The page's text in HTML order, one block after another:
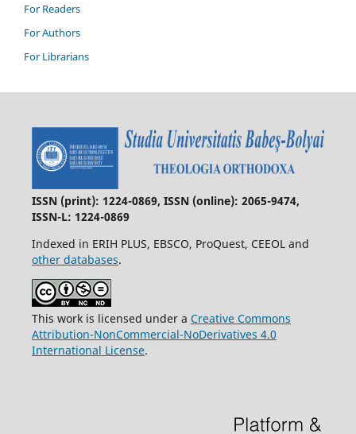
For Readers
For Authors
For Librarians
ISSN (print): 1224-0869, ISSN (online): 2065-9474,
ISSN-L: 1224-0869
Indexed in ERIH PLUS, EBSCO, ProQuest, CEEOL and
other databases.
This work is licensed under a Creative Commons
Attribution-NonCommercial-NoDerivatives 4.0
International License.